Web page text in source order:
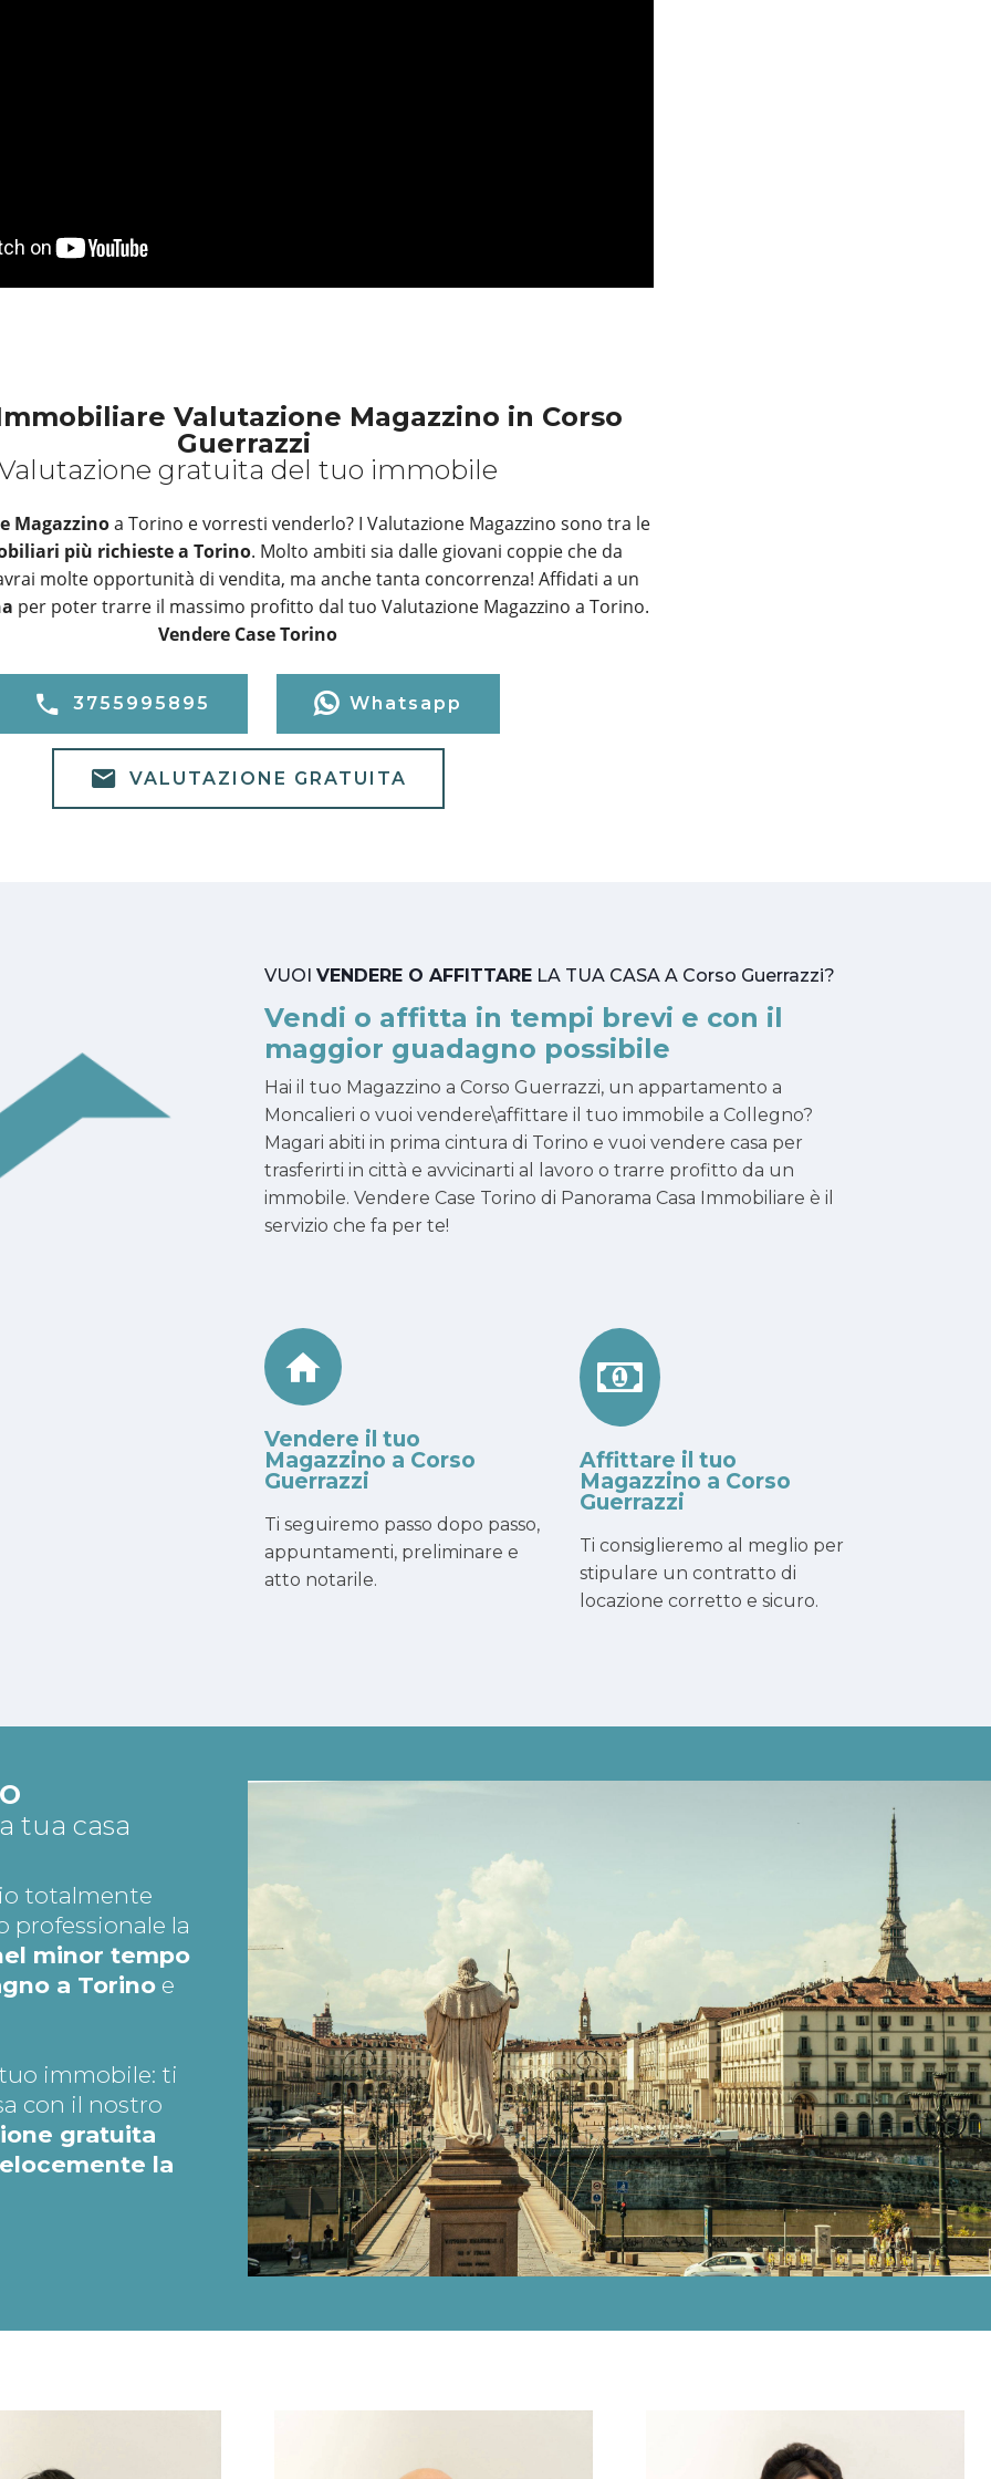
Valutazione Magazzino in Corso
Guerrazzi
gratuita del tuo immobile
Magazzinoa Torino e vorresti venderlo? I Valutazione Magazzino sono tra le
più richieste a Torino. Molto ambiti sia dalle giovani coppie che da
molte opportunità di vendita, ma anche tanta concorrenza! Affidati a un
per poter trarre il massimo profitto dal tuo Valutazione Magazzino a Torino.
Vendere Case Torino
3755995895 Whatsapp
VALUTAZIONE GRATUITA
VUOI VENDERE O AFFITTARE LA TUA CASA A Corso Guerrazzi?
Vendi o affitta in tempi brevi e con il
maggior guadagno possibile
Hai il tuo Magazzino a Corso Guerrazzi, un appartamento a
Moncalieri o vuoi vendere\affittare il tuo immobile a Collegno?
Magari abiti in prima cintura di Torino e vuoi vendere casa per
trasferirti in città e avvicinarti al lavoro o trarre profitto da un
immobile. Vendere Case Torino di Panorama Casa Immobiliare è il
servizio che fa per te!
Vendere il tuo
Magazzino a Corso
Guerrazzi
Ti seguiremo passo dopo passo,
appuntamenti, preliminare e
atto notarile.
Affittare il tuo
Magazzino a Corso
Guerrazzi
Ti consiglieremo al meglio per
stipulare un contratto di
locazione corretto e sicuro.
tua casa
totalmente
professionale la
minor tempo
a Torino e
immobile: ti
con il nostro
gratuita
la